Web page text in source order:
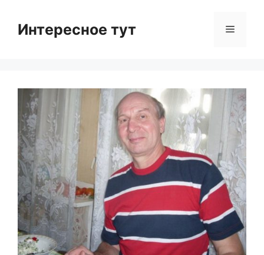
contentИнтересное тут Menu